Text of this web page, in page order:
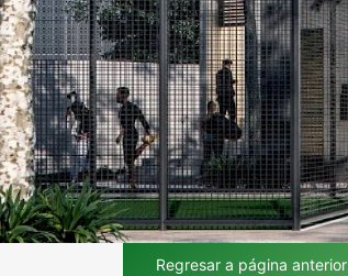
Regresar a página anterior